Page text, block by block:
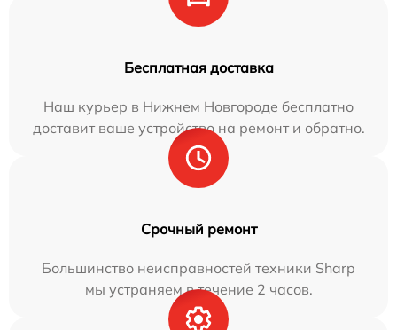
Бесплатная доставка
Наш курьер в Нижнем Новгороде бесплатно
доставит ваше устройство на ремонт и обратно.
Срочный ремонт
Большинство неисправностей техники Sharp
мы устраняем в течение 2 часов.